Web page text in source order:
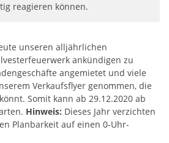
reagieren können.
unseren alljährlichen
ankündigen zu
angemietet und viele
Verkaufsflyer genommen, die
Somit kann ab 29.12.2020 ab
Hinweis: Dieses Jahr verzichten
Planbarkeit auf einen 0-Uhr-